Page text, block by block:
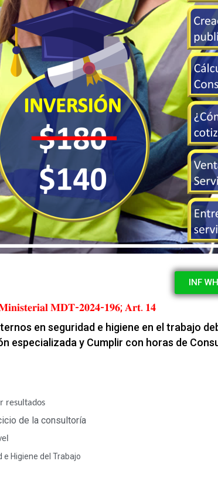
INF
𝐌𝐃𝐓-𝟐𝟎𝟐𝟒-𝟏𝟗𝟔; 𝐀𝐫𝐭. 𝟏𝟒
en seguridad e higiene en el trabajo
especializada y Cumplir con horas de
resultados
de la consultoría
Higiene del Trabajo